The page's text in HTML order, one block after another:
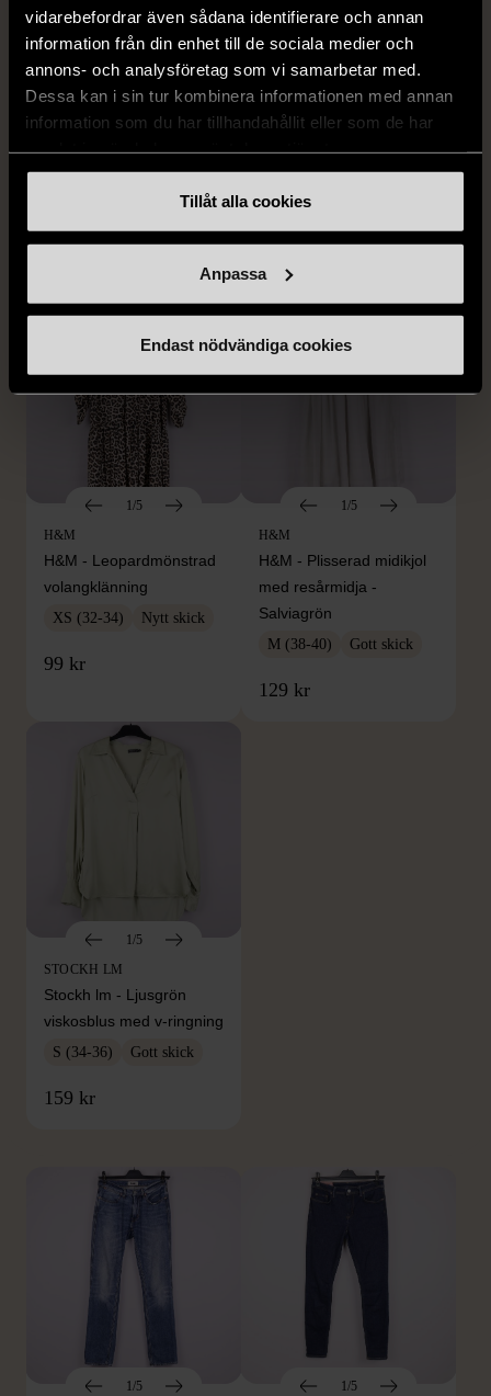
vidarebefordrar även sådana identifierare och annan
information från din enhet till de sociala medier och
annons- och analysföretag som vi samarbetar med.
Dessa kan i sin tur kombinera informationen med annan
information som du har tillhandahållit eller som de har
Tillåt alla cookies
Anpassa
Endast nödvändiga cookies
1/5
SNÖ OF SWEDEN
SNÖ of Sweden -
Halsband med
cirkelhänge
1/5
RODEBJER
Rodebjer - Mönstrad topp
med knappdetalj
Mycket gott skick
1/5
H&M
H&M - Leopardmönstrad
volangklänning
XS (32-34) Nytt skick
99 kr
1/5
H&M
H&M - Plisserad midikjol
med resårmidja -
Salviagrön
M (38-40) Gott skick
129 kr
1/5
STOCKH LM
Stockh lm - Ljusgrön
viskosblus med v-ringning
S (34-36) Gott skick
159 kr
FRÅN SAMMA VARUMÄRKE
1/5
1/5